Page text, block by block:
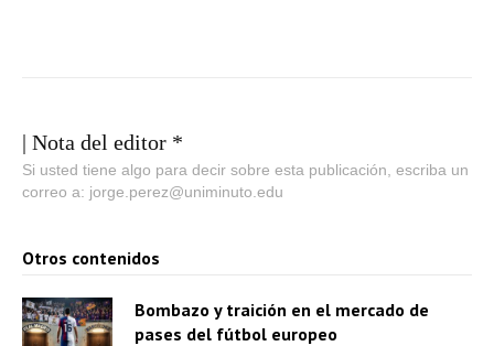
| Nota del editor *
Si usted tiene algo para decir sobre esta publicación, escriba un
correo a: jorge.perez@uniminuto.edu
Otros contenidos
Bombazo y traición en el mercado de
pases del fútbol europeo